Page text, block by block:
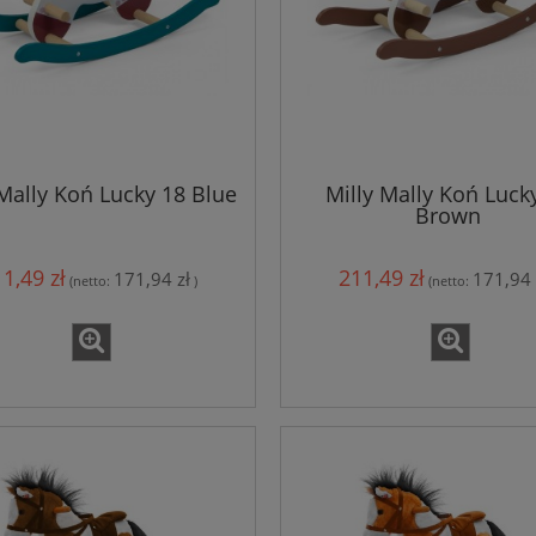
Koń Lucky 18 Blue
zł (netto: 171,94 zł )
Milly Mally Koń
Brown
211,49 zł (netto: 171,94